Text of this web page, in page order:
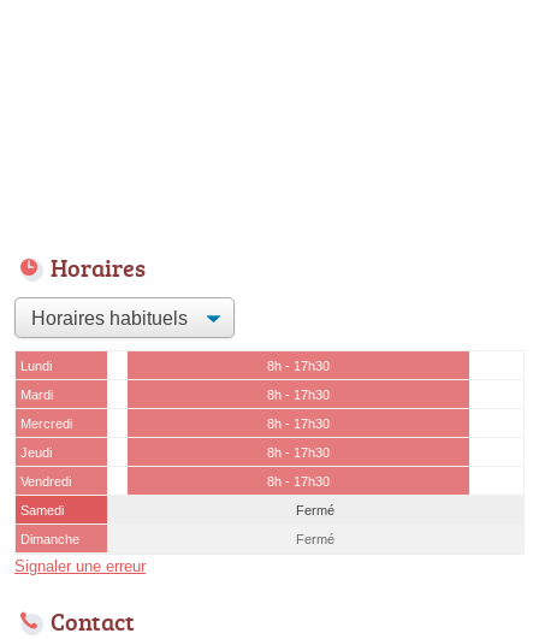
Horaires
Lundi
8h - 17h30
Mardi
8h - 17h30
Mercredi
8h - 17h30
Jeudi
8h - 17h30
Vendredi
8h - 17h30
Samedi
Fermé
Dimanche
Fermé
Signaler une erreur
Contact